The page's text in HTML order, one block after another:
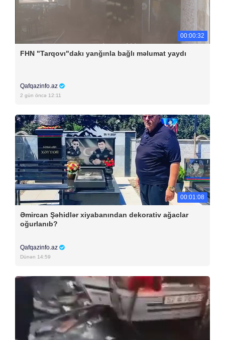
00:00:32
FHN "Tarqovı"dakı yanğınla bağlı məlumat yaydı
Qafqazinfo.az
2 gün öncə 12:11
00:01:08
Əmircan Şəhidlər xiyabanından dekorativ ağaclar
oğurlanıb?
Qafqazinfo.az
Dünən 14:59